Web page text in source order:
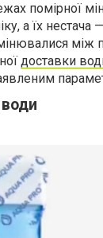
помірної
а їх
між
доставки
води